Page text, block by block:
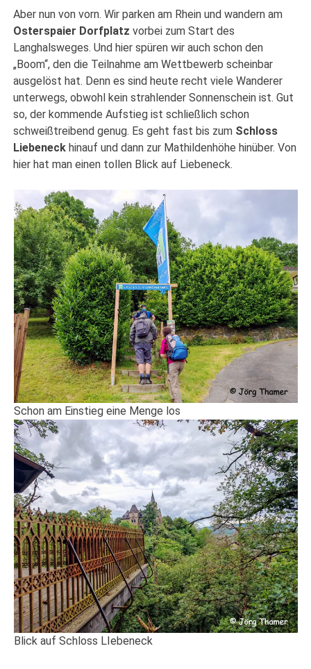
Aber nun von vorn. Wir parken am Rhein und wandern am
Osterspaier Dorfplatz vorbei zum Start des
Langhalsweges. Und hier spüren wir auch schon den
„Boom“, den die Teilnahme am Wettbewerb scheinbar
ausgelöst hat. Denn es sind heute recht viele Wanderer
unterwegs, obwohl kein strahlender Sonnenschein ist. Gut
so, der kommende Aufstieg ist schließlich schon
schweißtreibend genug. Es geht fast bis zum Schloss
Liebeneck hinauf und dann zur Mathildenhöhe hinüber. Von
hier hat man einen tollen Blick auf Liebeneck.
Schon am Einstieg eine Menge los
Blick auf Schloss LIebeneck